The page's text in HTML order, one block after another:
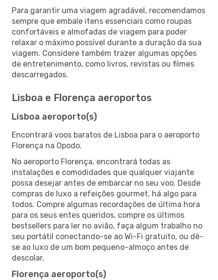
Para garantir uma viagem agradável, recomendamos
sempre que embale itens essenciais como roupas
confortáveis e almofadas de viagem para poder
relaxar o máximo possível durante a duração da sua
viagem. Considere também trazer algumas opções
de entretenimento, como livros, revistas ou filmes
descarregados.
Lisboa e Florença aeroportos
Lisboa aeroporto(s)
Encontrará voos baratos de Lisboa para o aeroporto
Florença na Opodo.
No aeroporto Florença, encontrará todas as
instalações e comodidades que qualquer viajante
possa desejar antes de embarcar no seu voo. Desde
compras de luxo a refeições gourmet, há algo para
todos. Compre algumas recordações de última hora
para os seus entes queridos, compre os últimos
bestsellers para ler no avião, faça algum trabalho no
seu portátil conectando-se ao Wi-Fi gratuito, ou dê-
se ao luxo de um bom pequeno-almoço antes de
descolar.
Florença aeroporto(s)